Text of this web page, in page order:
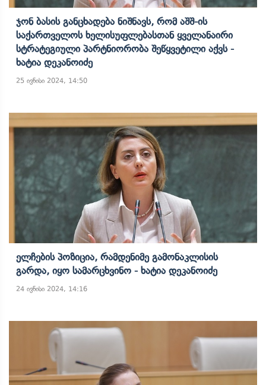
Ჯონ Ბასის Განცხადება Ნიშნავს, Რომ Აშშ-Ის
Საქართველოს Ხელისუფლებასთან Ყველანაირი
Სტრატეგიული Პარტნიორობა Შეწყვეტილი Აქვს -
Ხატია Დეკანოიძე
25 ივნისი 2024, 14:50
Ელჩების Პოზიცია, Რამდენიმე Გამონაკლისის
Გარდა, Იყო Სამარცხვინო - Ხატია Დეკანოიძე
24 ივნისი 2024, 14:16